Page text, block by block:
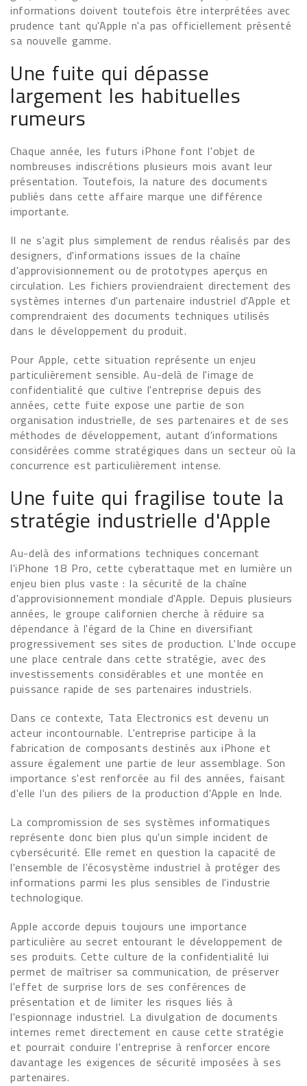
informations doivent toutefois être interprétées avec
prudence tant qu'Apple n'a pas officiellement présenté
sa nouvelle gamme.
Une fuite qui dépasse
largement les habituelles
rumeurs
Chaque année, les futurs iPhone font l'objet de
nombreuses indiscrétions plusieurs mois avant leur
présentation. Toutefois, la nature des documents
publiés dans cette affaire marque une différence
importante.
Il ne s'agit plus simplement de rendus réalisés par des
designers, d'informations issues de la chaîne
d'approvisionnement ou de prototypes aperçus en
circulation. Les fichiers proviendraient directement des
systèmes internes d'un partenaire industriel d'Apple et
comprendraient des documents techniques utilisés
dans le développement du produit.
Pour Apple, cette situation représente un enjeu
particulièrement sensible. Au-delà de l'image de
confidentialité que cultive l'entreprise depuis des
années, cette fuite expose une partie de son
organisation industrielle, de ses partenaires et de ses
méthodes de développement, autant d'informations
considérées comme stratégiques dans un secteur où la
concurrence est particulièrement intense.
Une fuite qui fragilise toute la
stratégie industrielle d'Apple
Au-delà des informations techniques concernant
l'iPhone 18 Pro, cette cyberattaque met en lumière un
enjeu bien plus vaste : la sécurité de la chaîne
d'approvisionnement mondiale d'Apple. Depuis plusieurs
années, le groupe californien cherche à réduire sa
dépendance à l'égard de la Chine en diversifiant
progressivement ses sites de production. L'Inde occupe
une place centrale dans cette stratégie, avec des
investissements considérables et une montée en
puissance rapide de ses partenaires industriels.
Dans ce contexte, Tata Electronics est devenu un
acteur incontournable. L'entreprise participe à la
fabrication de composants destinés aux iPhone et
assure également une partie de leur assemblage. Son
importance s'est renforcée au fil des années, faisant
d'elle l'un des piliers de la production d'Apple en Inde.
La compromission de ses systèmes informatiques
représente donc bien plus qu'un simple incident de
cybersécurité. Elle remet en question la capacité de
l'ensemble de l'écosystème industriel à protéger des
informations parmi les plus sensibles de l'industrie
technologique.
Apple accorde depuis toujours une importance
particulière au secret entourant le développement de
ses produits. Cette culture de la confidentialité lui
permet de maîtriser sa communication, de préserver
l'effet de surprise lors de ses conférences de
présentation et de limiter les risques liés à
l'espionnage industriel. La divulgation de documents
internes remet directement en cause cette stratégie
et pourrait conduire l'entreprise à renforcer encore
davantage les exigences de sécurité imposées à ses
partenaires.